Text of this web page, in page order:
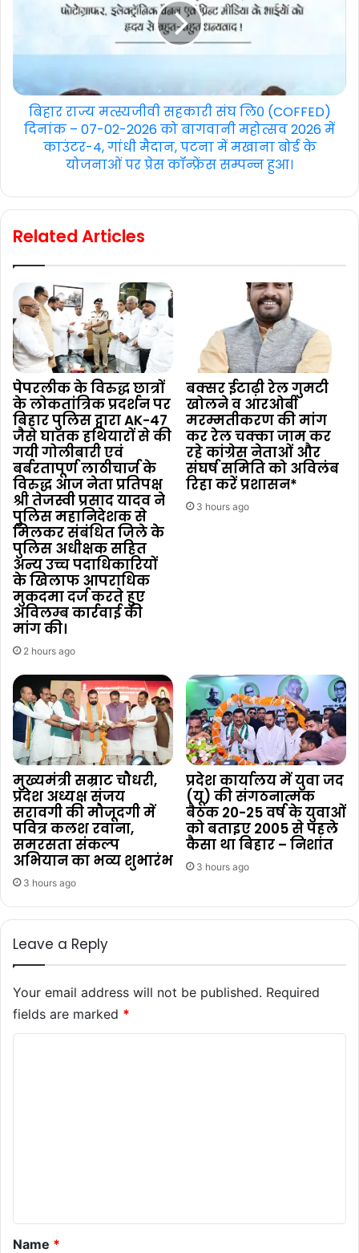
बिहार राज्य मत्स्यजीवी सहकारी संघ लि० (COFFED)
दिनांक – 07-02-2026 को बागवानी महोत्सव 2026 में
काउंटर-4, गांधी मैदान, पटना में मखाना बोर्ड के
योजनाओं पर प्रेस कॉन्फ्रेंस सम्पन्न हुआ।
Related Articles
पेपरलीक के विरुद्ध छात्रों
के लोकतांत्रिक प्रदर्शन पर
बिहार पुलिस द्वारा AK-47
जैसे घातक हथियारों से की
गयी गोलीबारी एवं
बर्बरतापूर्ण लाठीचार्ज के
विरुद्ध आज नेता प्रतिपक्ष
श्री तेजस्वी प्रसाद यादव ने
पुलिस महानिदेशक से
मिलकर संबंधित जिले के
पुलिस अधीक्षक सहित
अन्य उच्च पदाधिकारियों
के खिलाफ आपराधिक
मुकदमा दर्ज करते हुए
अविलम्ब कार्रवाई की
मांग की।
2 hours ago
बक्सर ईटाढ़ी रेल गुमटी
खोलने व आरओबी
मरम्मतीकरण की मांग
कर रेल चक्का जाम कर
रहे कांग्रेस नेताओं और
संघर्ष समिति को अविलंब
रिहा करें प्रशासन*
3 hours ago
मुख्यमंत्री सम्राट चौधरी,
प्रदेश अध्यक्ष संजय
सरावगी की मौजूदगी में
पवित्र कलश रवाना,
समरसता संकल्प
अभियान का भव्य शुभारंभ
3 hours ago
प्रदेश कार्यालय में युवा जद
(यू) की संगठनात्मक
बैठक 20-25 वर्ष के युवाओं
को बताइए 2005 से पहले
कैसा था बिहार – निशांत
3 hours ago
Leave a Reply
Your email address will not be published. Required
fields are marked *
Name *